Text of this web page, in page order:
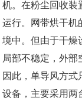
机。在粉尘回收装
运行。网带烘干机
境中。但由于干燥
局部不稳定，外部
因此，单导风方式
设备，主要采用两